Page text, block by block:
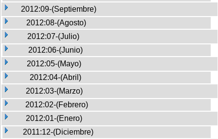
2012:09-(Septiembre)
2012:08-(Agosto)
2012:07-(Julio)
2012:06-(Junio)
2012:05-(Mayo)
2012:04-(Abril)
2012:03-(Marzo)
2012:02-(Febrero)
2012:01-(Enero)
2011:12-(Diciembre)